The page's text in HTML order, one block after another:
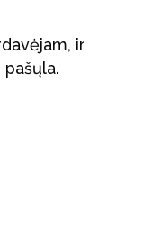
ir